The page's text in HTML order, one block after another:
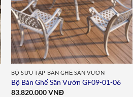
BỘ SƯU TẬP BÀN GHẾ SÂN VƯỜN
Bộ Bàn Ghế Sân Vườn GF09-01-06
83.820.000VNĐ